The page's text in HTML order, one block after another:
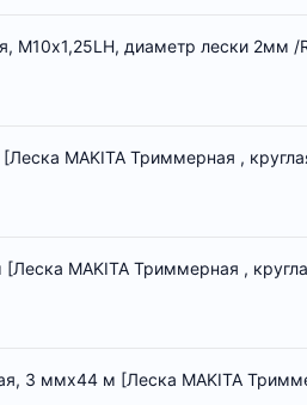
М10х1,25LH, диаметр лески 2мм
MAKITA Триммерная ,
MAKITA Триммерная ,
3 ммх44 м [Леска MAKITA